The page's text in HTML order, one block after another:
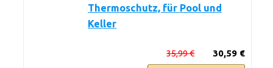
Thermoschutz, für Pool und
Keller
30,59 €
35,99 €